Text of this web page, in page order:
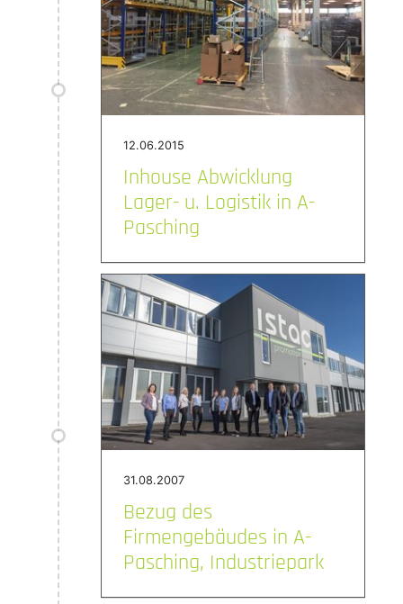
12.06.2015
Inhouse Abwicklung
Lager- u. Logistik in A-
Pasching
31.08.2007
Bezug des
Firmengebäudes in A-
Pasching, Industriepark